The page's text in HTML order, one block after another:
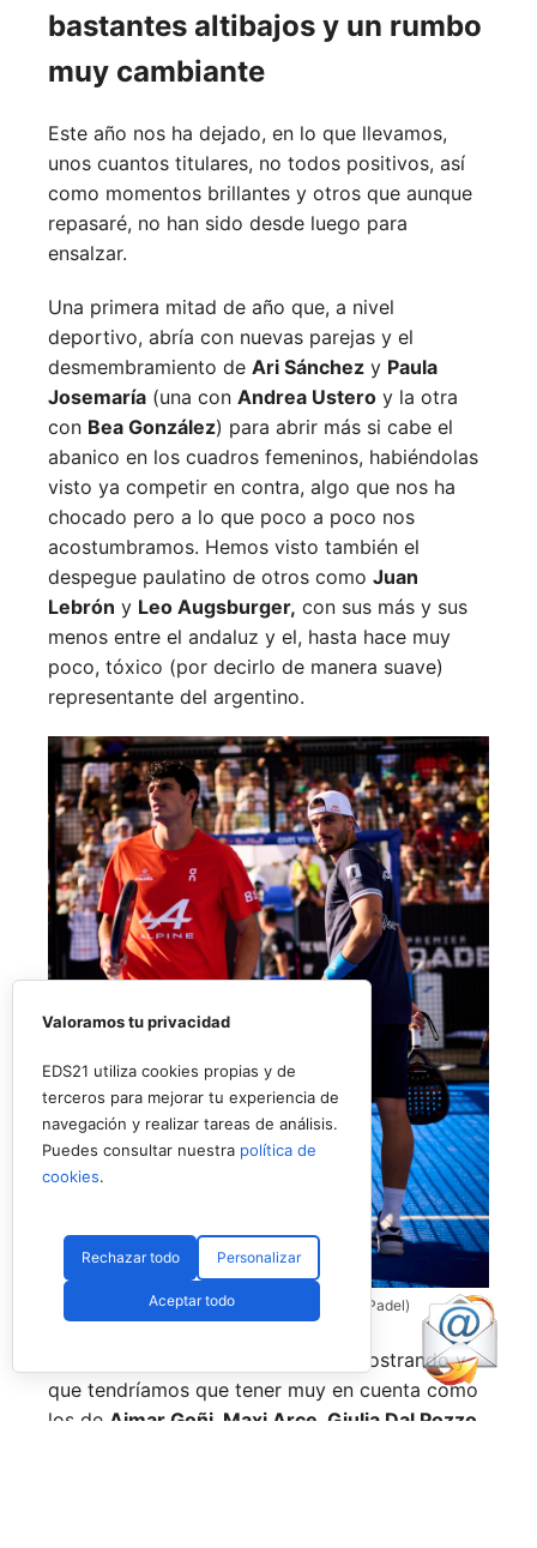
bastantes altibajos y un rumbo
muy cambiante
Este año nos ha dejado, en lo que llevamos,
unos cuantos titulares, no todos positivos, así
como momentos brillantes y otros que aunque
repasaré, no han sido desde luego para
ensalzar.
Una primera mitad de año que, a nivel
deportivo, abría con nuevas parejas y el
desmembramiento de Ari Sánchez y Paula
Josemaría (una con Andrea Ustero y la otra
con Bea González) para abrir más si cabe el
abanico en los cuadros femeninos, habiéndolas
visto ya competir en contra, algo que nos ha
chocado pero a lo que poco a poco nos
acostumbramos. Hemos visto también el
despegue paulatino de otros como Juan
Lebrón y Leo Augsburger, con sus más y sus
menos entre el andaluz y el, hasta hace muy
poco, tóxico (por decirlo de manera suave)
representante del argentino.
Coello y Galán, dos rivales fantásticos (Premier Padel)
Nombres propios que se han ido mostrando y
que tendríamos que tener muy en cuenta como
los de Aimar Goñi, Maxi Arce, Giulia Dal Pozzo,
Valoramos tu privacidad
EDS21 utiliza cookies propias y de
terceros para mejorar tu experiencia de
navegación y realizar tareas de análisis.
Puedes consultar nuestra política de
cookies.
Rechazar todo Personalizar
Aceptar todo